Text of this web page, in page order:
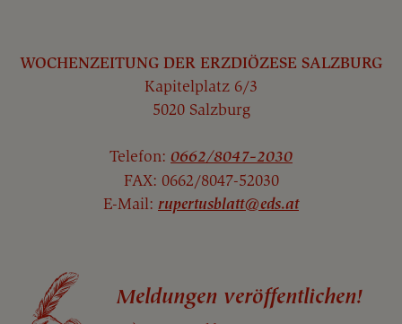
WOCHENZEITUNG DER ERZDIÖZESE SALZBURG
Kapitelplatz 6/3
5020 Salzburg
Telefon: 0662/8047-2030
FAX: 0662/8047-52030
E-Mail: rupertusblatt@eds.at
Meldungen veröffentlichen!